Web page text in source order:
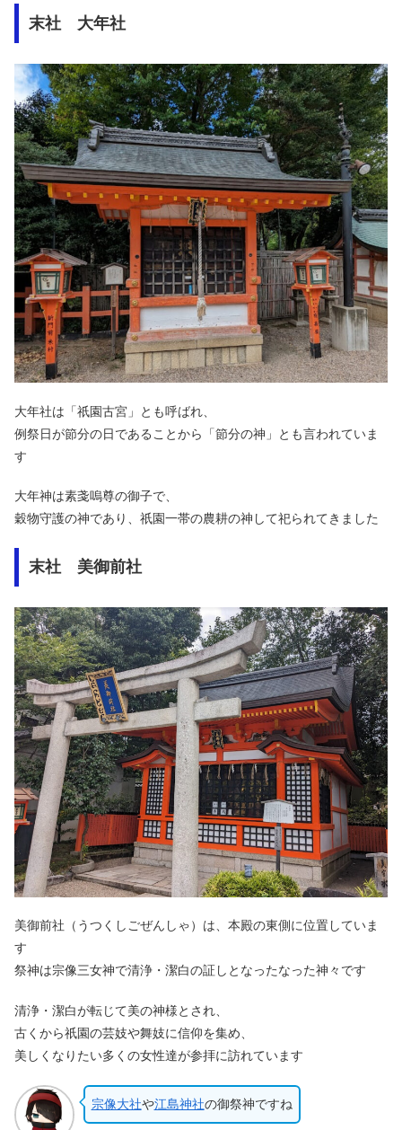
末社 大年社
大年社は「祇園古宮」とも呼ばれ、
例祭日が節分の日であることから「節分の神」とも言われていま
す
大年神は素戔嗚尊の御子で、
穀物守護の神であり、祇園一帯の農耕の神して祀られてきました
末社 美御前社
美御前社（うつくしごぜんしゃ）は、本殿の東側に位置していま
す
祭神は宗像三女神で清浄・潔白の証しとなったなった神々です
清浄・潔白が転じて美の神様とされ、
古くから祇園の芸妓や舞妓に信仰を集め、
美しくなりたい多くの女性達が参拝に訪れています
宗像大社や江島神社の御祭神ですね